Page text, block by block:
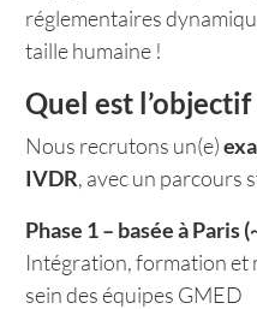
réglementaires
taille humaine !
Quel est l’objectif
Nous recrutons un(e)
IVDR, avec un parcours
Phase 1 – basée à Paris
Intégration, formation et
sein des équipes GMED